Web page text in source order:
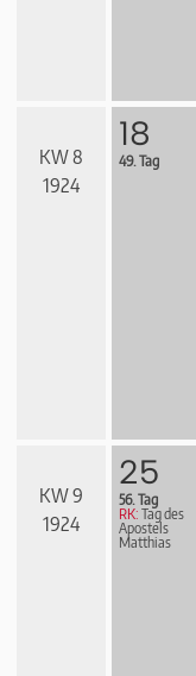
KW 8
1924
18
49. Tag
KW 9
1924
25
56. Tag
RK: Tag des
Apostels
Matthias